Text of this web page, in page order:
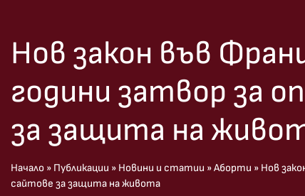
Нов закон във
години затвор за
за защита на
Начало » Публикации » Новини и статии »Аборти » Нов
сайтове за защита на живота